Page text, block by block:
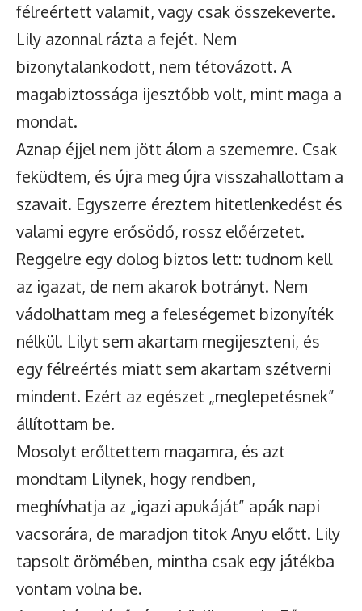
félreértett valamit, vagy csak összekeverte.
Lily azonnal rázta a fejét. Nem
bizonytalankodott, nem tétovázott. A
magabiztossága ijesztőbb volt, mint maga a
mondat.
Aznap éjjel nem jött álom a szememre. Csak
feküdtem, és újra meg újra visszahallottam a
szavait. Egyszerre éreztem hitetlenkedést és
valami egyre erősödő, rossz előérzetet.
Reggelre egy dolog biztos lett: tudnom kell
az igazat, de nem akarok botrányt. Nem
vádolhattam meg a feleségemet bizonyíték
nélkül. Lilyt sem akartam megijeszteni, és
egy félreértés miatt sem akartam szétverni
mindent. Ezért az egészet „meglepetésnek”
állítottam be.
Mosolyt erőltettem magamra, és azt
mondtam Lilynek, hogy rendben,
meghívhatja az „igazi apukáját” apák napi
vacsorára, de maradjon titok Anyu előtt. Lily
tapsolt örömében, mintha csak egy játékba
vontam volna be.